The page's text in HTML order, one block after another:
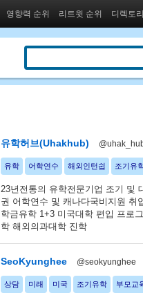
영향력 순위 리트윗 순위 디렉토리
유학허브(Uhakhub)
유학 어학연수 해외인턴쉽 조기유
23년전통의 유학전문기업 조기 및
권 어학연수 및 캐나다국비지원 취
학금유학 1+3 미국대학 편입 프로
학 해외의과대학 진학
SeoKyunghee @seokyunghee
상담 미래 미국 조기유학 부모교